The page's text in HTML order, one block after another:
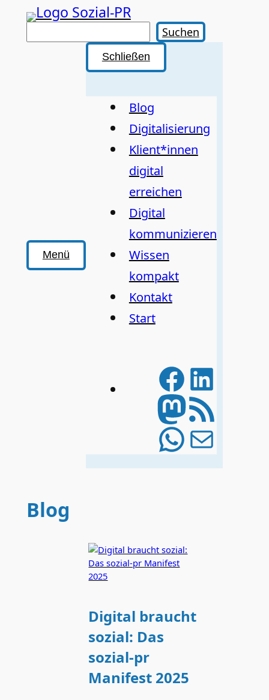
Inhalt
Suchen
Menü
Schließen
Blog
Digitalisierung
Klient*innen
digital
erreichen
Digital
kommunizieren
Wissen
kompakt
Kontakt
Start
RSS-Feed
E-Mail
Blog
Digital braucht
sozial: Das
sozial-pr
Manifest 2025